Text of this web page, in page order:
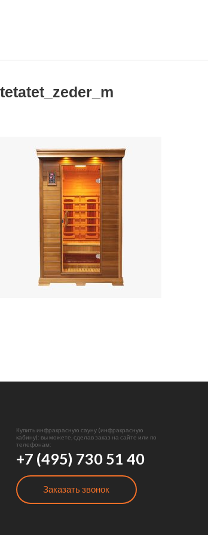
tetatet_zeder_m
Купить инфракрасную сауну (инфракрасную
кабину): вы можете, сделав заказ на сайте или по
телефонам:
+7 (495) 730 51 40
Заказать звонок